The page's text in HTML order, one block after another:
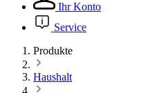
Ihr Konto
Service
Produkte
Haushalt